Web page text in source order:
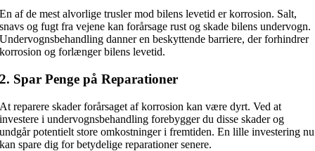
En af de mest alvorlige trusler mod bilens levetid er korrosion. Salt,
snavs og fugt fra vejene kan forårsage rust og skade bilens undervogn.
Undervognsbehandling danner en beskyttende barriere, der forhindrer
korrosion og forlænger bilens levetid.
2. Spar Penge på Reparationer
At reparere skader forårsaget af korrosion kan være dyrt. Ved at
investere i undervognsbehandling forebygger du disse skader og
undgår potentielt store omkostninger i fremtiden. En lille investering nu
kan spare dig for betydelige reparationer senere.